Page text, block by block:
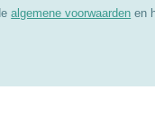
algemene voorwaarden en